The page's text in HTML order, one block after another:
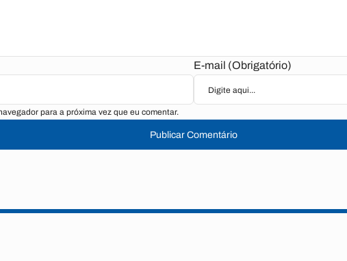
E-mail (Obrigatório)
para a próxima vez que eu comentar.
Publicar Comentário